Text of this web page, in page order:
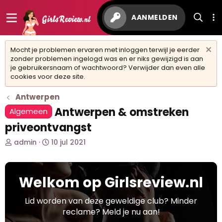
AANMELDEN
Mocht je problemen ervaren met inloggen terwijl je eerder
zonder problemen ingelogd was en er niks gewijzigd is aan
je gebruikersnaam of wachtwoord? Verwijder dan even alle
cookies voor deze site.
Antwerpen
Algemeen
Antwerpen & omstreken
priveontvangst
O
d
p
admin
S
a
t
d
a
10 jul 2021
Welkom op Girlsreview.nl
Lid worden van deze geweldige club? Minder
reclame? Meld je nu aan!